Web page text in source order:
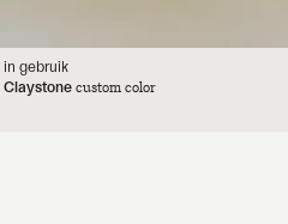
in gebruik
Claystone custom color